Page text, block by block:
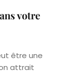
votre
être une
attrait